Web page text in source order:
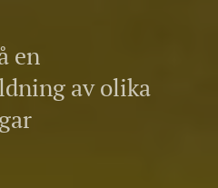
en
av olika